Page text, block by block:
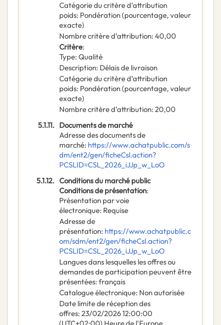
Catégorie du critère d’attribution
poids: Pondération (pourcentage, valeur
exacte)
Nombre critère d’attribution: 40,00
Critère:
Type: Qualité
Description: Délais de livraison
Catégorie du critère d’attribution
poids: Pondération (pourcentage, valeur
exacte)
Nombre critère d’attribution: 20,00
5.1.11. Documents de marché
Adresse des documents de
marché: https://www.achatpublic.com/s
dm/ent2/gen/ficheCsl.action?
PCSLID=CSL_2026_iJJp_w_LoO
5.1.12. Conditions du marché public
Conditions de présentation:
Présentation par voie
électronique: Requise
Adresse de
présentation: https://www.achatpublic.c
om/sdm/ent2/gen/ficheCsl.action?
PCSLID=CSL_2026_iJJp_w_LoO
Langues dans lesquelles les offres ou
demandes de participation peuvent être
présentées: français
Catalogue électronique: Non autorisée
Date limite de réception des
offres: 23/02/202612:00:00